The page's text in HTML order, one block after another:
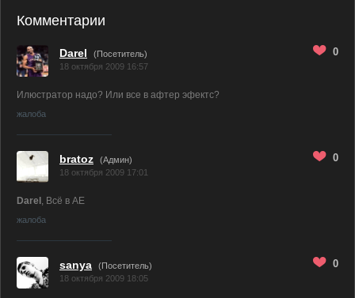
Комментарии
Darel
(Посетитель)
18 октября 2009 16:57
0
Илюстратор надо? Или все в афтер эфектс?
жалоба
bratoz (Админ)
18 октября 2009 17:01
0
Darel , Всё в AE
жалоба
sanya
(Посетитель)
18 октября 2009 18:05
0